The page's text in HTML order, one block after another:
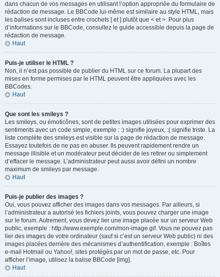
dans chacun de vos messages en utilisant l’option appropriée du formulaire de
rédaction de message. Le BBCode lui-même est similaire au style HTML, mais
les balises sont incluses entre crochets [ et ] plutôt que < et >. Pour plus
d’informations sur le BBCode, consultez le guide accessible depuis la page de
rédaction de message.
Haut
Puis-je utiliser le HTML ?
Non, il n’est pas possible de publier du HTML sur ce forum. La plupart des
mises en forme permises par le HTML peuvent être appliquées avec les
BBCodes.
Haut
Que sont les smileys ?
Les smileys, ou émoticônes, sont de petites images utilisées pour exprimer des
sentiments avec un code simple, exemple : :) signifie joyeux, :( signifie triste. La
liste complète des smileys est visible sur la page de rédaction de message.
Essayez toutefois de ne pas en abuser. Ils peuvent rapidement rendre un
message illisible et un modérateur peut décider de les retirer ou simplement
d’effacer le message. L’administrateur peut aussi avoir défini un nombre
maximum de smileys par message.
Haut
Puis-je publier des images ?
Oui, vous pouvez afficher des images dans vos messages. Par ailleurs, si
l’administrateur a autorisé les fichiers joints, vous pouvez charger une image
sur le forum. Autrement, vous devez lier une image placée sur un serveur Web
public, exemple : http://www.exemple.com/mon-image.gif. Vous ne pouvez pas
lier des images de votre ordinateur (sauf si c’est un serveur Web public) ni des
images placées derrière des mécanismes d’authentification, exemple : Boîtes
e-mail Hotmail ou Yahoo!, sites protégés par un mot de passe, etc. Pour
afficher l’image, utilisez la balise BBCode [img].
Haut